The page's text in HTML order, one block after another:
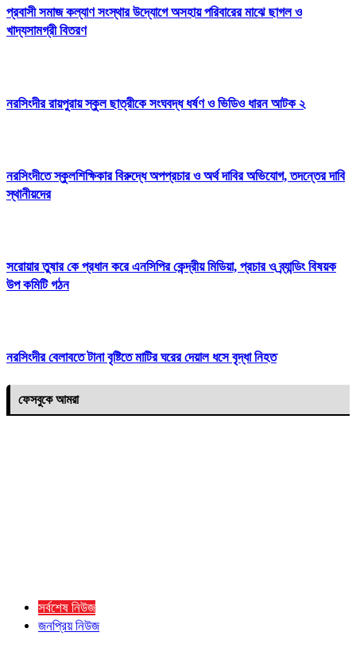
প্রবাসী সমাজ কল্যাণ সংস্থার উদ্যোগে অসহায় পরিবারের মাঝে ছাগল ও
খাদ্যসামগ্রী বিতরণ
নরসিংদীর রায়পুরায় স্কুল ছাত্রীকে সংঘবদ্ধ ধর্ষণ ও ভিডিও ধারন আটক ২
নরসিংদীতে স্কুলশিক্ষিকার বিরুদ্ধে অপপ্রচার ও অর্থ দাবির অভিযোগ, তদন্তের দাবি
স্থানীয়দের
সরোয়ার তুষার কে প্রধান করে এনসিপির কেন্দ্রীয় মিডিয়া, প্রচার ও ব্র্যান্ডিং বিষয়ক
উপ কমিটি গঠন
নরসিংদীর বেলাবতে টানা বৃষ্টিতে মাটির ঘরের দেয়াল ধসে বৃদ্ধা নিহত
ফেসবুকে আমরা
সর্বশেষ নিউজ
জনপ্রিয় নিউজ